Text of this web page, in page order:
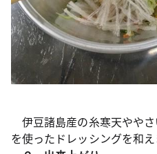
伊豆諸島産の糸寒天やや
を使ったドレッシングを和え